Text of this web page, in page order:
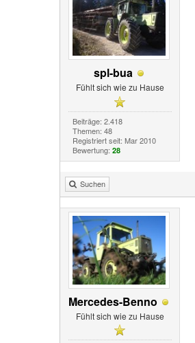
spl-bua
Fühlt sich wie zu Hause
Beiträge: 2.418
Themen: 48
Registriert seit: Mar 2010
Bewertung: 28
Suchen
Mercedes-Benno
Fühlt sich wie zu Hause